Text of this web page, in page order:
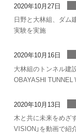
2020年10月27日
日野と大林組、ダム
実験を実施
2020年10月16日
大林組のトンネル建
OBAYASHI TUNNEL
2020年10月13日
木と共に未来をめざ
VISION」を動画で紹